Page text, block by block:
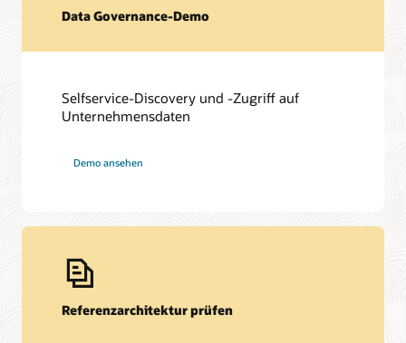
Data Governance-Demo
Selfservice-Discovery und -Zugriff auf
Unternehmensdaten
Demo ansehen
Referenzarchitektur prüfen